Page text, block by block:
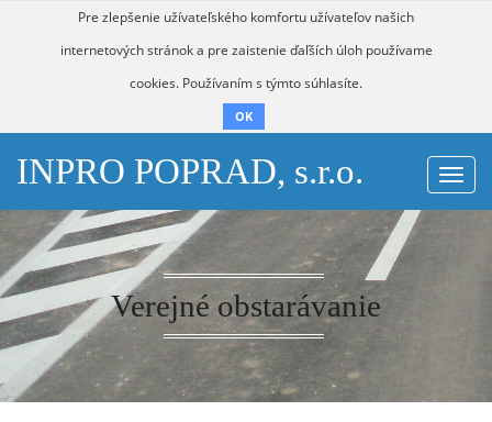
Pre zlepšenie užívateľského komfortu užívateľov našich
internetových stránok a pre zaistenie ďaľších úloh používame
cookies. Používaním s týmto súhlasíte.
OK
INPRO POPRAD, s.r.o.
Verejné obstarávanie